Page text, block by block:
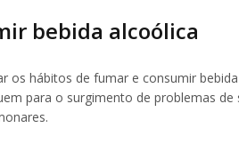
bebida alcoólica
os hábitos de fumar e consumir
para o surgimento de problemas